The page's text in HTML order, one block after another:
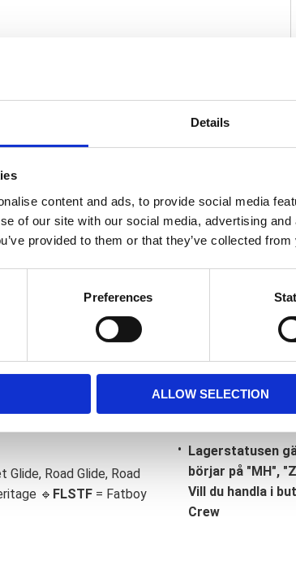
Details
content and ads, to provide social media
of our site with our social media, advertising
provided to them or that they’ve collected
Preferences
ALLOW SELECTION
quality. Precision wound and made of high
smooth ride but the progressive rate helps
bumps. Each kit comes with progressive fork
Glide, Road Glide, Road
🔹 FLSTF = Fatboy
Lagerstatusen
börjar på "MH",
Vill du handla i
Crew